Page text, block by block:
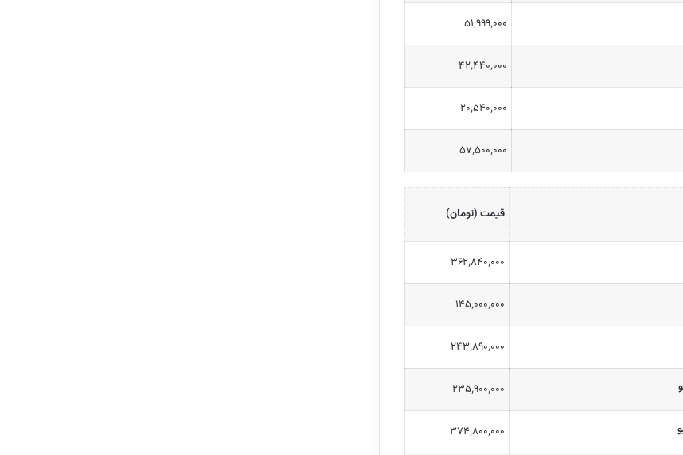
۵۱٬۹۹۹٬۰۰۰
۴۲٬۴۴۰٬۰۰۰
۲۰٬۵۴۰٬۰۰۰
۵۷٬۵۰۰٬۰۰۰
قیمت (تومان)
۳۶۲٬۸۴۰٬۰۰۰
۱۴۵٬۰۰۰٬۰۰۰
۲۴۳٬۸۹۰٬۰۰۰
۲۳۵٬۹۰۰٬۰۰۰
۳۷۴٬۸۰۰٬۰۰۰